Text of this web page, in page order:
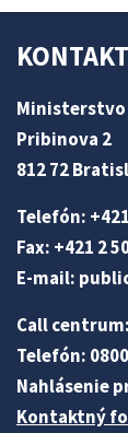
KONTAKT
Ministerstvo
Pribinova 2
812 72
Telefón:
Fax: +421 2
E-mail:
Call centrum:
Telefón:
Nahlásenie
Kontaktný